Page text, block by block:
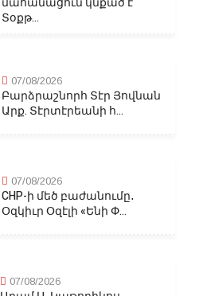
Տօքթ...
07/08/2026
Բարձրաշնորհ Տէր Յովնան
Արք. Տէրտէրեանի հ...
07/08/2026
CHP-ի մեծ բաժանումը․
Օզկիւր Օզէլի «Ենի Փ...
07/08/2026